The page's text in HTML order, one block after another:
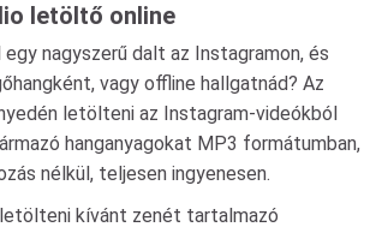
letöltő online
nagyszerű dalt az Instagramon, és
vagy offline hallgatnád? Az
letölteni az Instagram-videókból
hanganyagokat MP3 formátumban,
nélkül, teljesen ingyenesen.
kívánt zenét tartalmazó